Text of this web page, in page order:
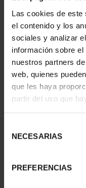
Las cookies de este
el contenido y los
sociales y analizar
información sobre
nuestros partners
web, quienes
que les haya
partir del uso que
NECESARIAS
PREFERENCIAS
ORDENAR POR:
1 Productos